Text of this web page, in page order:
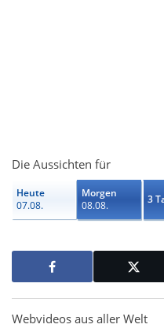
Die Aussichten für
Heute
07.08.
Morgen
08.08.
3
Webvideos aus aller Welt